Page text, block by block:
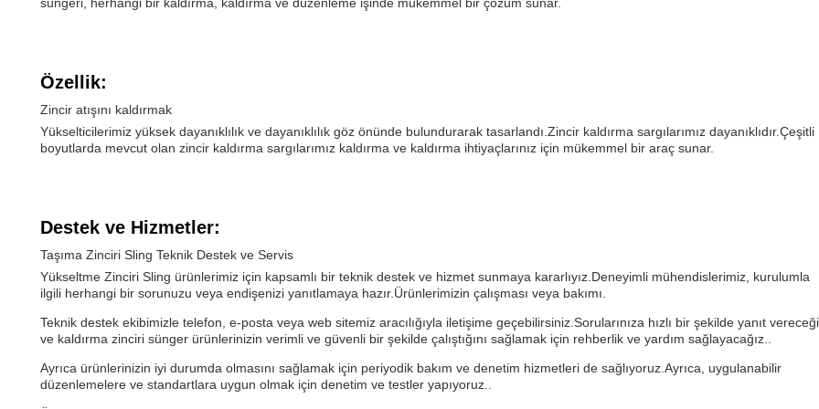
Özellik:
Zincir atışını kaldırmak
Yükselticilerimiz yüksek dayanıklılık ve dayanıklılık göz önünde bulundurarak tasarlandı.Zincir kaldırma sargılarımız dayanıklıdır.Çeşitli
boyutlarda mevcut olan zincir kaldırma sargılarımız kaldırma ve kaldırma ihtiyaçlarınız için mükemmel bir araç sunar.
Destek ve Hizmetler:
Taşıma Zinciri Sling Teknik Destek ve Servis
Yükseltme Zinciri Sling ürünlerimiz için kapsamlı bir teknik destek ve hizmet sunmaya kararlıyız.Deneyimli mühendislerimiz, kurulumla
ilgili herhangi bir sorunuzu veya endişenizi yanıtlamaya hazır.Ürünlerimizin çalışması veya bakımı.
Teknik destek ekibimizle telefon, e-posta veya web sitemiz aracılığıyla iletişime geçebilirsiniz.Sorularınıza hızlı bir şekilde yanıt
ve kaldırma zinciri sünger ürünlerinizin verimli ve güvenli bir şekilde çalıştığını sağlamak için rehberlik ve yardım sağlayacağız..
Ayrıca ürünlerinizin iyi durumda olmasını sağlamak için periyodik bakım ve denetim hizmetleri de sağlıyoruz.Ayrıca, uygulanabilir
düzenlemelere ve standartlara uygun olmak için denetim ve testler yapıyoruz..